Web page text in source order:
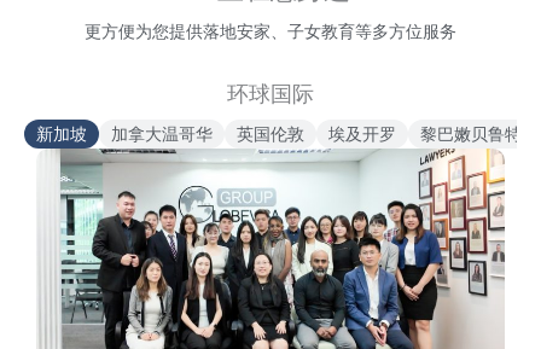
更方便为您提供落地安家、子女教育等多方位服务
环球国际
新加坡 加拿大温哥华 英国伦敦 埃及开罗 黎巴嫩贝鲁特